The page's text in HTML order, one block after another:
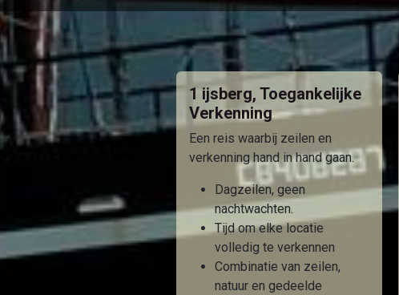
1 ijsberg, Toegankelijke
Verkenning
Een reis waarbij zeilen en
verkenning hand in hand gaan.
Dagzeilen, geen
nachtwachten.
Tijd om elke locatie
volledig te verkennen
Combinatie van zeilen,
natuur en gedeelde